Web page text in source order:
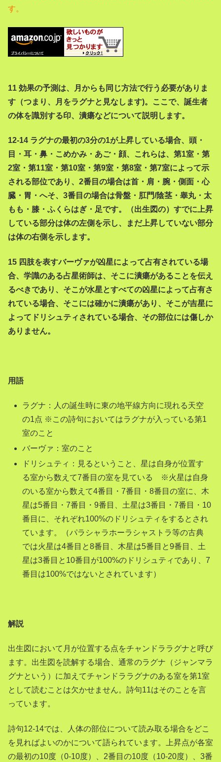
す。
11 効果の予測は、月からも同じ方法で行う必要がありま
す（つまり、月をラグナと見なします)。ここで、誕生者
の体を識別する印、潰瘍などについて説明します。
12-14 ラグナの最初の3分の1が上昇している場合、頭・
目・耳・鼻・こめかみ・あご・顔、これらは、第1室・第
2室・第11室・第10室・第9室・第8室・第7室によって示
される部位であり、2番目の場合は首・肩・腕・側面・心
臓・胃・へそ、3番目の場合は骨盤・肛門/陰茎・睾丸・太
もも・膝・ふくらはぎ・足です。（出生図の）すでに上昇
している部分は体の左側を示し、まだ上昇していない部分
は体の右側を示します。
15 四肢を表すバーヴァが凶星によって占有されている場
合、学識のある占星術師は、そこに潰瘍があることを伝え
るべきであり、そこが水星とすべての凶星によって占有さ
れている場合、そこには確かに潰瘍があり、そこが吉星に
よってドリシュティされている場合、その部位には傷しか
ありません。
用語
ラグナ：人の誕生時に東の地平線方向に現れる天空
の1点 ※この詩句においてはラグナが入っている第1
室のこと
バーヴァ：室のこと
ドリシュティ：見るということ、星は自身が位置す
る室から数えて7番目の室を見ている ※火星は自身
のいる室から数えて4番目・7番目・8番目の室に、木
星は5番目・7番目・9番目、土星は3番目・7番目・10
番目に、それぞれ100%のドリシュティをするとされ
ています。（パラシャラホーラシャストラ等の古典
では火星は4番目と8番目、木星は5番目と9番目、土
星は3番目と10番目が100%のドリシュティであり、7
番目は100%ではないとされています）
解説
出生図において月が位置する点をチャンドララグナと呼び
ます。出生図を読解する場合、通常のラグナ（ジャンマラ
グナという）に加えてチャンドララグナのある室を第1室
として読むことは欠かせません。詩句11はそのことを言
っています。
詩句12-14では、人体の部位について読み取る場合をどこ
を見ればよいのかについて語られています。上昇点が各室
の最初の10度（0-10度）、2番目の10度（10-20度）、3番